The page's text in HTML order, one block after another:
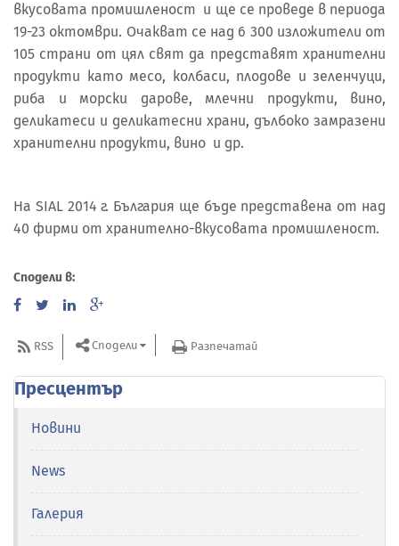
вкусовата промишленост и ще се проведе в периода
19-23 октомври. Очакват се над 6 300 изложители от
105 страни от цял свят да представят хранителни
продукти като месо, колбаси, плодове и зеленчуци,
риба и морски дарове, млечни продукти, вино,
деликатеси и деликатесни храни, дълбоко замразени
хранителни продукти, вино и др.
На SIAL 2014 г. България ще бъде представена от над
40 фирми от хранително-вкусовата промишленост.
Сподели в:
RSS Сподели Разпечатай
Пресцентър
Новини
News
Галерия